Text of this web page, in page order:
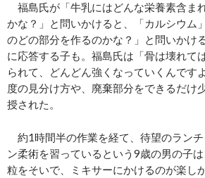
福島氏が「牛乳にはどんな栄養素含ま
かな？」と問いかけると、「カルシウム
のどの部分を作るのかな？」と問いかけ
に応答する子も。福島氏は「骨は壊れて
られて、どんどん強くなっていくんです
度の見分け方や、廃棄部分をできるだけ
授された。
約1時間半の作業を経て、待望のラン
ン柔術を習っているという9歳の男の子
粒をそいで、ミキサーにかけるのが楽